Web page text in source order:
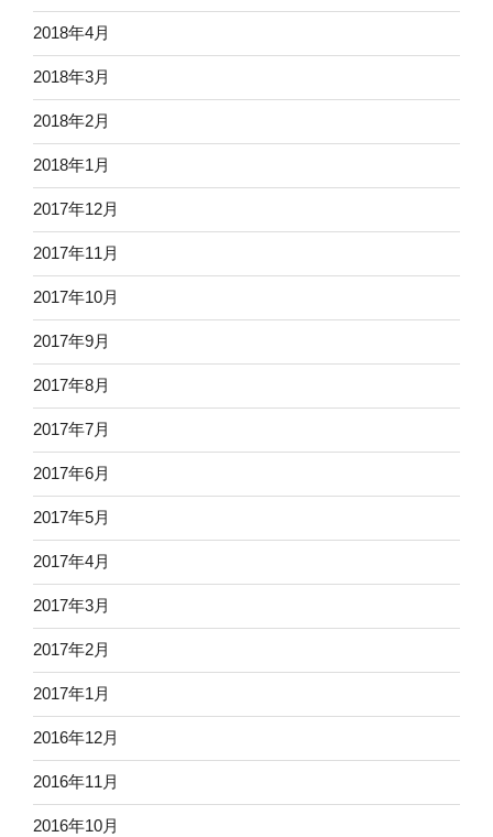
2018年4月
2018年3月
2018年2月
2018年1月
2017年12月
2017年11月
2017年10月
2017年9月
2017年8月
2017年7月
2017年6月
2017年5月
2017年4月
2017年3月
2017年2月
2017年1月
2016年12月
2016年11月
2016年10月